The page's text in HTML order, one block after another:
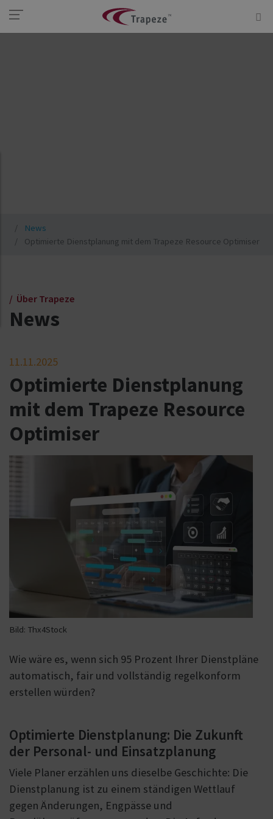
News
Optimierte Dienstplanung mit dem Trapeze Resource Optimiser
Über Trapeze
News
11.11.2025
Optimierte Dienstplanung
mit dem Trapeze Resource
Optimiser
Bild: Thx4Stock
Wie wäre es, wenn sich 95 Prozent Ihrer Dienstpläne
automatisch, fair und vollständig regelkonform
erstellen würden?
Optimierte Dienstplanung: Die Zukunft
der Personal- und Einsatzplanung
Viele Planer erzählen uns dieselbe Geschichte: Die
Dienstplanung ist zu einem ständigen Wettlauf
gegen Änderungen, Engpässe und